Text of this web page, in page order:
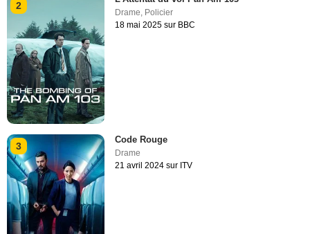
2
Drame Policier
18 mai 2025 sur BBC
3
Code Rouge
Drame
21 avril 2024 sur ITV